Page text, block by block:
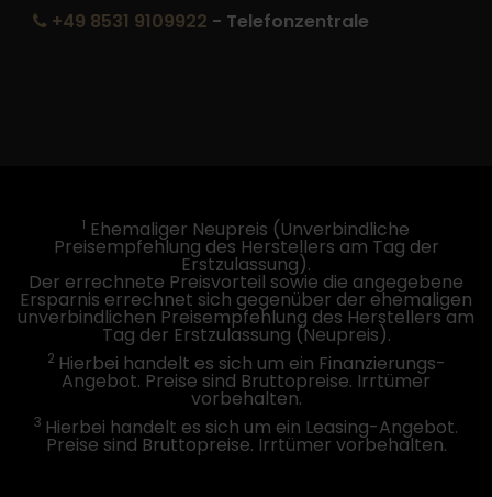
+49 8531 9109922 - Telefonzentrale
1 Ehemaliger Neupreis (Unverbindliche
Preisempfehlung des Herstellers am Tag der
Erstzulassung).
Der errechnete Preisvorteil sowie die angegebene
Ersparnis errechnet sich gegenüber der ehemaligen
unverbindlichen Preisempfehlung des Herstellers am
Tag der Erstzulassung (Neupreis).
2 Hierbei handelt es sich um ein Finanzierungs-
Angebot. Preise sind Bruttopreise. Irrtümer
vorbehalten.
3 Hierbei handelt es sich um ein Leasing-Angebot.
Preise sind Bruttopreise. Irrtümer vorbehalten.